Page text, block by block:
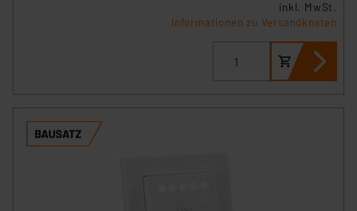
inkl. MwSt.
Informationen zu Versandkosten